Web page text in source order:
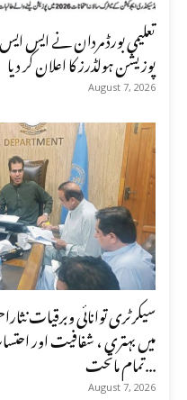
پوزیشن ہولڈرز کا اعلان کر دیا
August 7, 2026
سیکرٹری توانائی وبرقیات
میں بہتری ، شفافیت اور
تمام ماتحت...
August 7, 2026